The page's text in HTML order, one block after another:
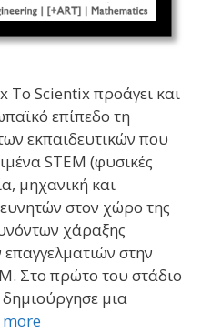
Το Scientix προάγει και
επίπεδο τη
εκπαιδευτικών που
STEM (φυσικές
μηχανική και
στον χώρο της
χάραξης
στην
Στο πρώτο του στάδιο
μια
more